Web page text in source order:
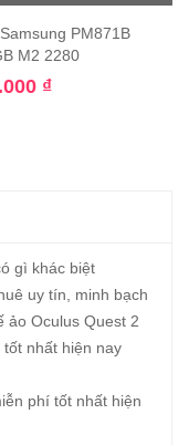
PM871B
M2 2280
₫
gì khác biệt
uy tín, minh bạch
ảo Oculus Quest 2
nhất hiện nay
phí tốt nhất hiện